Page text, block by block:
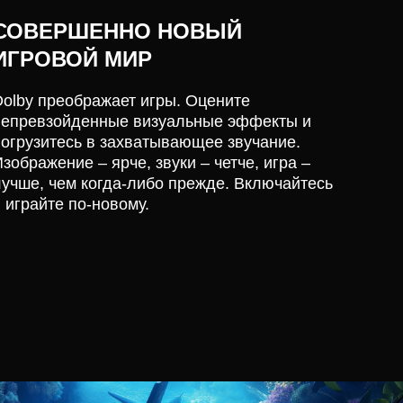
НОВЫЙ
МИР
преображает игры. Оцените
визуальные эффекты и
в захватывающее звучание.
– ярче, звуки – четче, игра –
чем когда-либо прежде. Включайтесь
играйте по-новому.